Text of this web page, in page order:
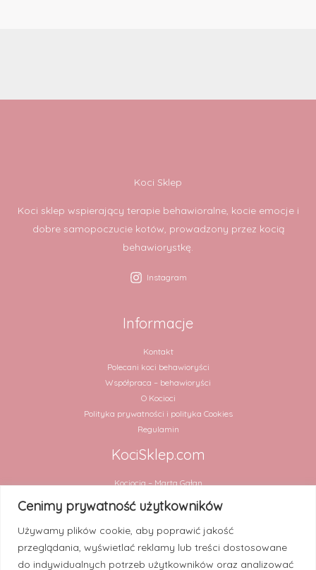
Cenimy prywatność użytkowników
Używamy plików cookie, aby poprawić jakość
przeglądania, wyświetlać reklamy lub treści dostosowane
do indywidualnych potrzeb użytkowników oraz analizować
Koci Sklep
Koci sklep wspierający terapie behawioralne, kocie emocje i
dobre samopoczucie kotów, prowadzony przez kocią
behawiorystkę.
Instagram
Informacje
Kontakt
Polecani koci behawioryści
Współpraca – behawioryści
O Kocioci
Polityka prywatności i polityka Cookies
Regulamin
KociSklep.com
Kociocia – Marta Gałan
ul. Chmielna 2 lok. 31
00-020 Warszawa
NIP 5252909994
Numer rachunku: